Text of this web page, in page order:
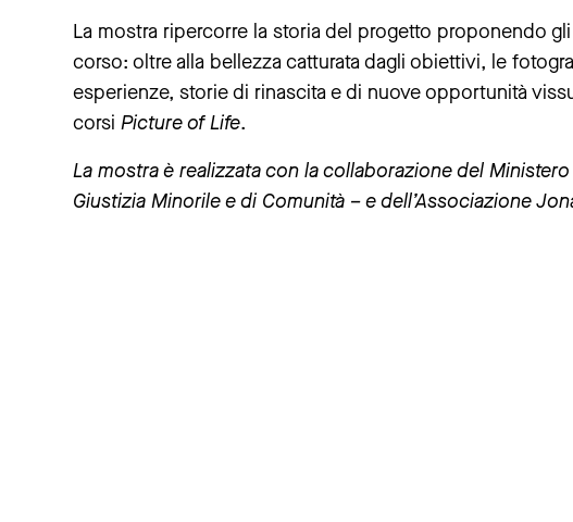
La mostra ripercorre la storia del progetto proponendo
corso: oltre alla bellezza catturata dagli obiettivi, le
esperienze, storie di rinascita e di nuove opportunità
corsi Picture of Life.
La mostra è realizzata con la collaborazione del
Giustizia Minorile e di Comunità – e dell’Associazione